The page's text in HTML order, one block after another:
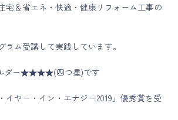
宅＆省エネ・快適・健康リフォーム工事の
ム受講して実践しています。
ルダー★★★★(四つ星)です
イヤー・イン・エナジー2019」優秀賞を受